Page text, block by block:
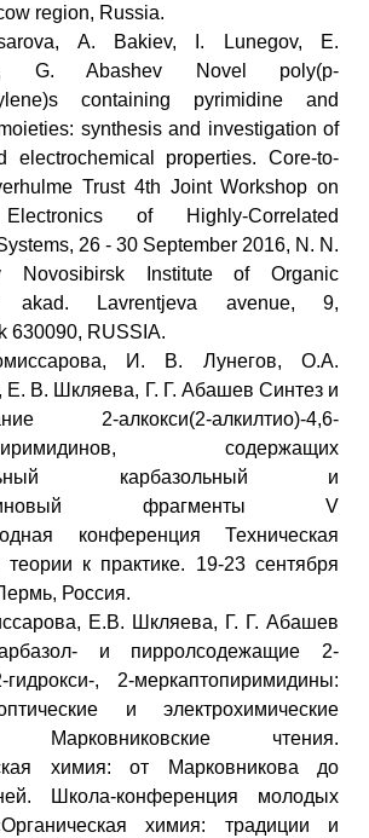
region, Russia.
A. Bakiev, I. Lunegov, E.
G. Abashev Novel poly(p-
containing pyrimidine and
synthesis and investigation of
electrochemical properties. Core-to-
Trust 4th Joint Workshop on
of Highly-Correlated
26 - 30 September 2016, N. N.
Novosibirsk Institute of Organic
akad. Lavrentjeva avenue, 9,
630090, RUSSIA.
И. В. Лунегов, О.А.
Е. В. Шкляева, Г. Г. Абашев Cинтез и
2-алкокси(2-алкилтио)-4,6-
содержащих
карбазольный и
фрагменты V
конференция Техническая
к практике. 19-23 сентября
Россия.
Е.В. Шкляева, Г. Г. Абашев
и пирролсодежащие 2-
, 2-меркаптопиримидины:
и электрохимические
Марковниковские чтения.
химия: от Марковникова до
Школа-конференция молодых
химия: традиции и